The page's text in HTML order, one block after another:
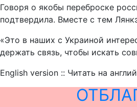
Говоря о якобы переброске
подтвердила. Вместе с тем
«Это в наших с Украиной
держать связь, чтобы искать
English version :: Читать на